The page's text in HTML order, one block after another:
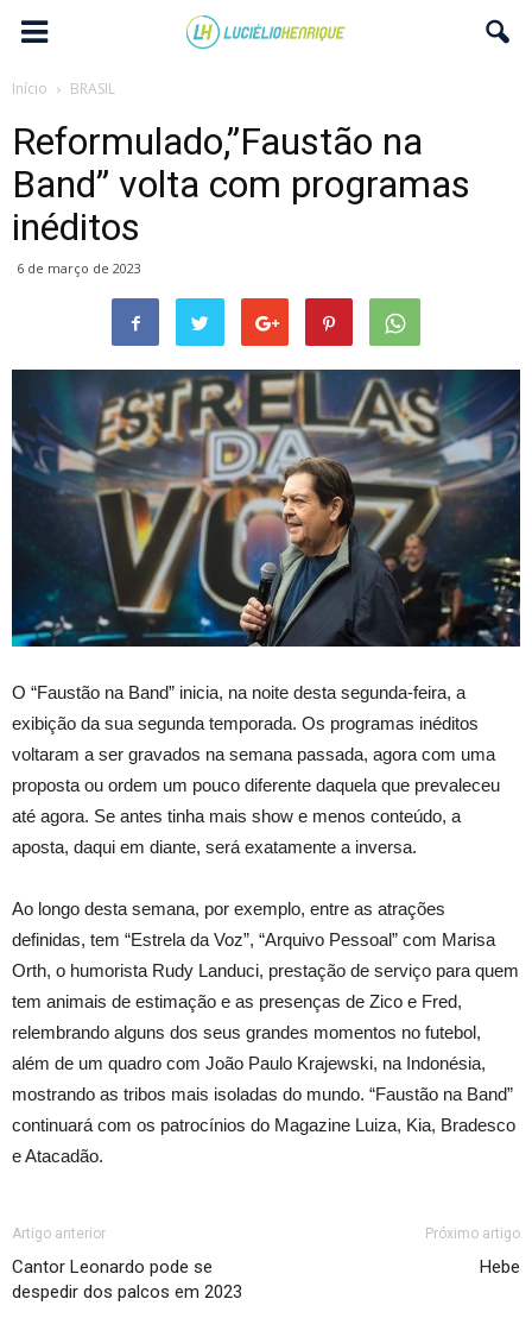
Início BRASIL
Reformulado,”Faustão na
Band” volta com programas
inéditos
6 de março de 2023
O “Faustão na Band” inicia, na noite desta segunda-feira, a
exibição da sua segunda temporada. Os programas inéditos
voltaram a ser gravados na semana passada, agora com uma
proposta ou ordem um pouco diferente daquela que prevaleceu
até agora. Se antes tinha mais show e menos conteúdo, a
aposta, daqui em diante, será exatamente a inversa.
Ao longo desta semana, por exemplo, entre as atrações
definidas, tem “Estrela da Voz”, “Arquivo Pessoal” com Marisa
Orth, o humorista Rudy Landuci, prestação de serviço para quem
tem animais de estimação e as presenças de Zico e Fred,
relembrando alguns dos seus grandes momentos no futebol,
além de um quadro com João Paulo Krajewski, na Indonésia,
mostrando as tribos mais isoladas do mundo. “Faustão na Band”
continuará com os patrocínios do Magazine Luiza, Kia, Bradesco
e Atacadão.
Artigo anterior
Cantor Leonardo pode se
despedir dos palcos em 2023
Próximo artigo
Hebe